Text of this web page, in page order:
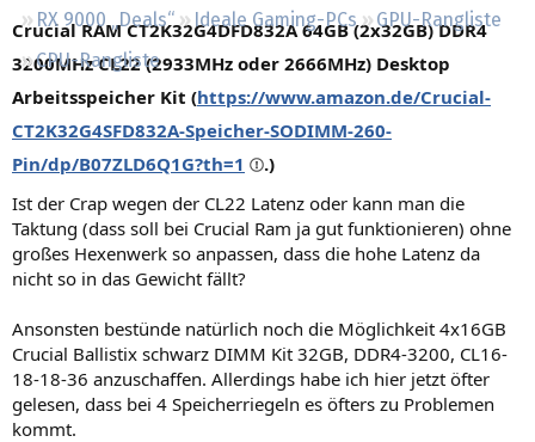
RX 9000 „Deals“
Ideale Gaming-PCs
GPU-Rangliste
CPU-Rangliste
Crucial RAM CT2K32G4DFD832A 64GB (2x32GB) DDR4
3200MHz CL22 (2933MHz oder 2666MHz) Desktop
Arbeitsspeicher Kit (https://www.amazon.de/Crucial-
CT2K32G4SFD832A-Speicher-SODIMM-260-
Pin/dp/B07ZLD6Q1G?th=1
.)
Ist der Crap wegen der CL22 Latenz oder kann man die
Taktung (dass soll bei Crucial Ram ja gut funktionieren) ohne
großes Hexenwerk so anpassen, dass die hohe Latenz da
nicht so in das Gewicht fällt?
Ansonsten bestünde natürlich noch die Möglichkeit 4x16GB
Crucial Ballistix schwarz DIMM Kit 32GB, DDR4-3200, CL16-
18-18-36 anzuschaffen. Allerdings habe ich hier jetzt öfter
gelesen, dass bei 4 Speicherriegeln es öfters zu Problemen
kommt.